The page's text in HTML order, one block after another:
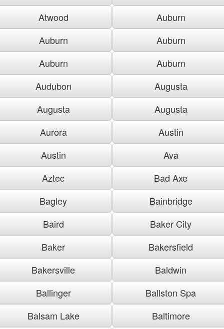
Atwood
Auburn
Auburn
Auburn
Auburn
Auburn
Audubon
Augusta
Augusta
Augusta
Aurora
Austin
Austin
Ava
Aztec
Bad Axe
Bagley
Bainbridge
Baird
Baker City
Baker
Bakersfield
Bakersville
Baldwin
Ballinger
Ballston Spa
Balsam Lake
Baltimore